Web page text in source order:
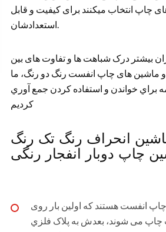
چاپ انتخاب میکنند برای کیفیت و قابل
استعدادشان.
بیشتر درک شباهت ها و تفاوت های بین
ماشین های چاپ انفست رنگ دو رنگ، ما
براي خواندن و استفاده کردن جمع آوري
کرديم
انحراف رنگ تک رنگ
چاپ دوبار انفجار رنگی
انفست هستند که اولین بار روی
چاپ می شوند، بعدش به پلاک فلزي